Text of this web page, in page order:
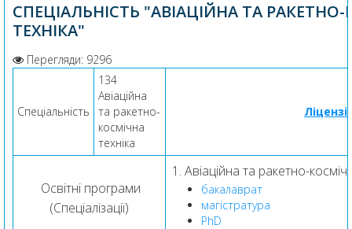
СПЕЦІАЛЬНІСТЬ "АВІАЦІЙНА ТА
ТЕХНІКА"
Перегляди: 9296
Спеціальність
134
Авіаційна
та ракетно-
космічна
техніка
Освітні програми
(Спеціалізації)
1. Авіаційна та ракетно-
бакалаврат
магістратура
PhD